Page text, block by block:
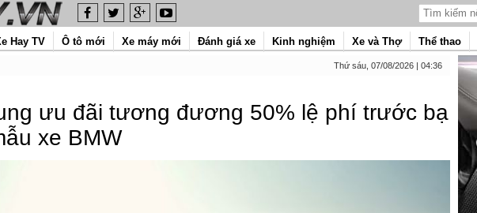
Hay TV Ô tô mới Xe máy mới Đánh giá xe Kinh nghiệm Xe và Thợ Thể thao
Thứ sáu, 07/08/2026 | 04:36
ưu đãi tương đương 50% lệ phí trước bạ
xe BMW